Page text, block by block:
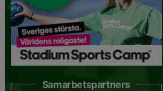
Samarbetspartners